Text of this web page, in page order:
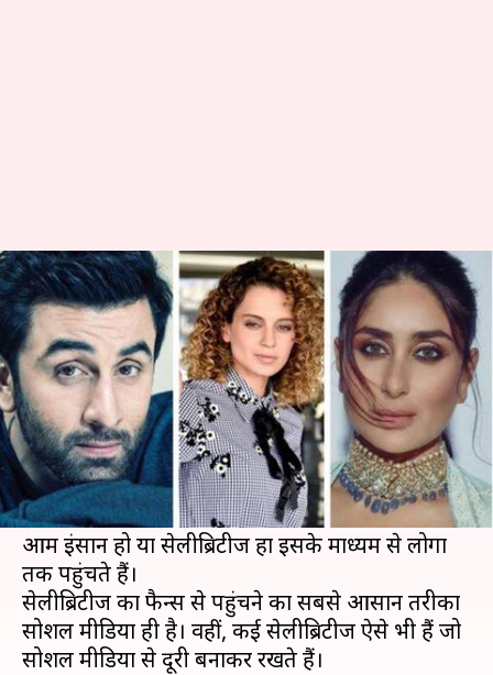
बॉलीवुड के वो सितारे जो सोशल
मीडिया से बनाकर रखते हैं दूरी
लेखन स्वाति पाण्डेय Oct 19, 2019 09:00 am
क्या है खबर?
आज सोशल मीडिया का लोगों की जिंदगी के बारे में सबसे
ज्यादा प्रभाव है। हर सही, गलत जानकारी हमें लगभग
इसी माध्यम से प्राप्त होती है।
आम इंसान हो या सेलीब्रिटीज हों इसके माध्यम से लोगों
तक पहुंचते हैं।
सेलीब्रिटीज का फैन्स से पहुंचने का सबसे आसान तरीका
सोशल मीडिया ही है। वहीं, कई सेलीब्रिटीज ऐसे भी हैं जो
सोशल मीडिया से दूरी बनाकर रखते हैं।